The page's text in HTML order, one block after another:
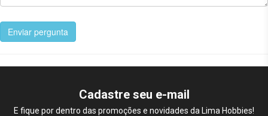
Enviar pergunta
Cadastre seu e-mail
E fique por dentro das promoções e novidades da Lima Hobbies!